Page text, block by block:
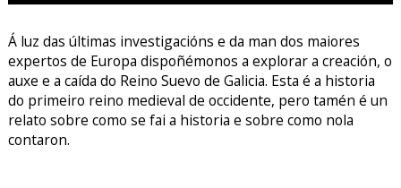
Á luz das últimas investigacións e da man dos maiores
expertos de Europa dispoñémonos a explorar a creación, o
auxe e a caída do Reino Suevo de Galicia. Esta é a historia
do primeiro reino medieval de occidente, pero tamén é un
relato sobre como se fai a historia e sobre como nola
contaron.